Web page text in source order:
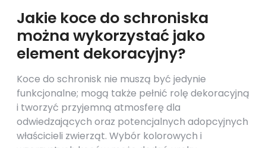
Jakie koce do schroniska
można wykorzystać jako
element dekoracyjny?
Koce do schronisk nie muszą być jedynie
funkcjonalne; mogą także pełnić rolę dekoracyjną
i tworzyć przyjemną atmosferę dla
odwiedzających oraz potencjalnych adopcyjnych
właścicieli zwierząt. Wybór kolorowych i